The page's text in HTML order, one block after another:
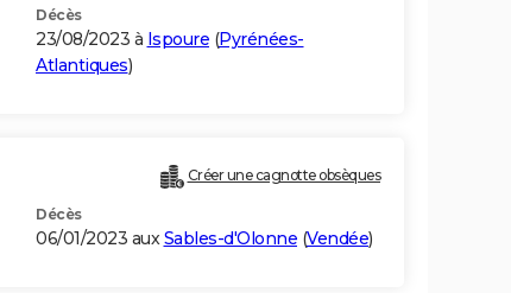
Décès
23/08/2023 à Ispoure (Pyrénées-
Atlantiques)
Créer une cagnotte obsèques
Décès
06/01/2023 auxSables-d'Olonne (Vendée)